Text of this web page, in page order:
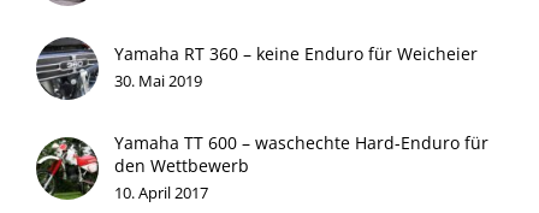
Yamaha RT 360 – keine Enduro für Weicheier
30. Mai 2019
Yamaha TT 600 – waschechte Hard-Enduro für
den Wettbewerb
10. April 2017